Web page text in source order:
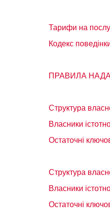
Тарифи на
Кодекс
ПРАВИЛА
Структура
Власники
Остаточні
Структура
Власники
Остаточні